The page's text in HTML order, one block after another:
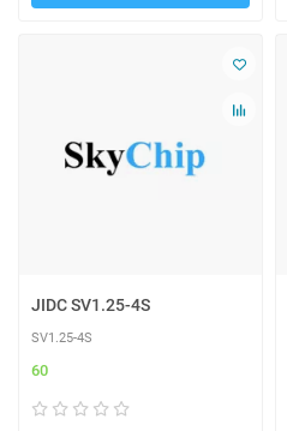
JIDC SV1.25-4S
SV1.25-4S
60